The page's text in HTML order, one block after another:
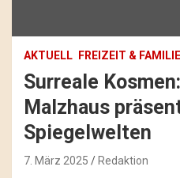
AKTUELL FREIZEIT & FAMILIE
Surreale
Malzhaus
Spiegelwelten
7. März 2025 Redaktion